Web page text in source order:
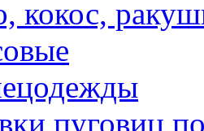
кокос,
пуговиц